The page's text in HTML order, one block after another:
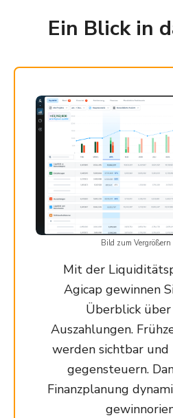
Ein Blick in
Bild zum
Mit der
Agicap gewinnen
Überblick
Auszahlungen.
werden sichtbar
gegensteuern.
Finanzplanung